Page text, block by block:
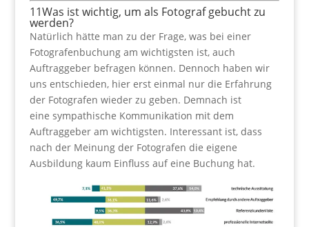
11Was ist wichtig, um als Fotograf gebucht zu
werden?
Natürlich hätte man zu der Frage, was bei einer
Fotografenbuchung am wichtigsten ist, auch
Auftraggeber befragen können. Dennoch haben wir
uns entschieden, hier erst einmal nur die Erfahrung
der Fotografen wieder zu geben. Demnach ist
eine sympathische Kommunikation mit dem
Auftraggeber am wichtigsten. Interessant ist, dass
nach der Meinung der Fotografen die eigene
Ausbildung kaum Einfluss auf eine Buchung hat.